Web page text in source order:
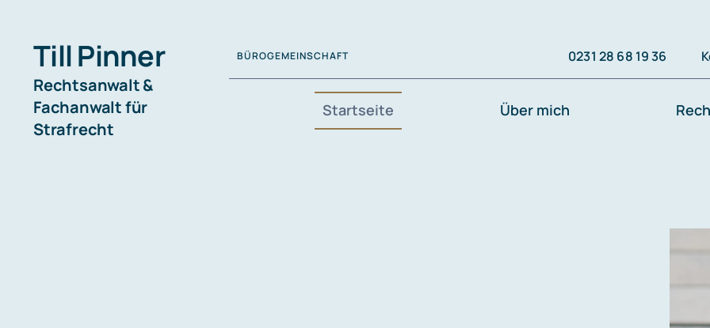
contentTill Pinner
Rechtsanwalt &
Fachanwalt für
Strafrecht
BÜROGEMEINSCHAFT 0231 28 68 19 36
Startseite Über mich